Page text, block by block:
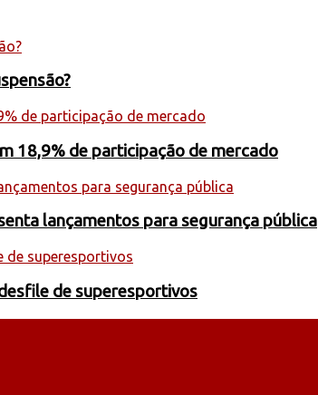
18,9% de participação de mercado
lançamentos para segurança pública
de superesportivos